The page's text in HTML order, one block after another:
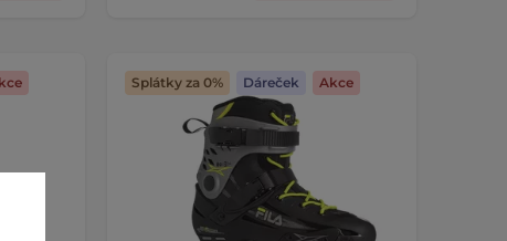
Splátky za 0% Dáreček Akce